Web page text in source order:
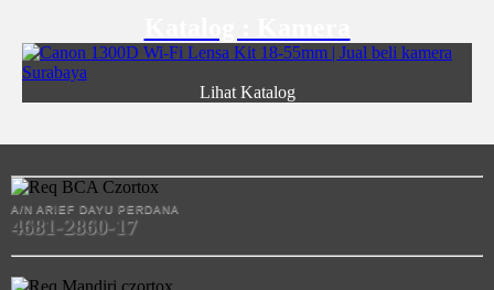
Lihat Katalog
A/N ARIEF DAYU PERDANA
4681-2860-17